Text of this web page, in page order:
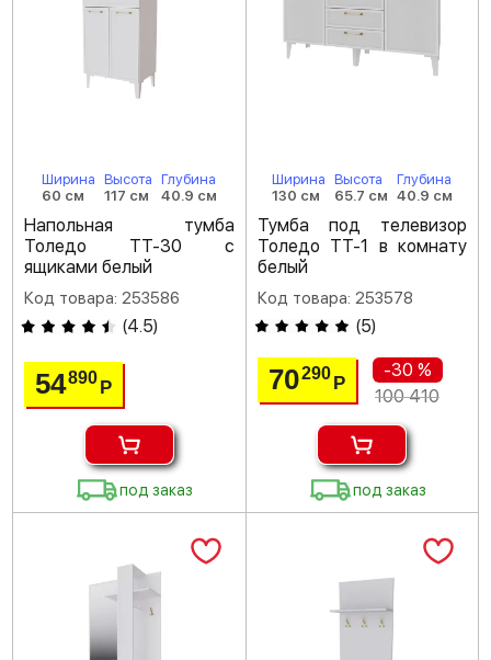
Ширина
60 см
Высота
117 см
Глубина
40.9 см
Напольная тумба
Толедо ТТ-30 с
ящиками белый
Код товара: 253586
(4.5)
54890Р
под заказ
Ширина
130 см
Высота
65.7 см
Глубина
40.9 см
Тумба под телевизор
Толедо ТТ-1 в комнату
белый
Код товара: 253578
(5)
70290 Р
-30 %
100 410
под заказ